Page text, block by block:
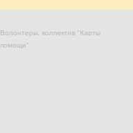
Волонтеры, коллектив "Карты
помощи"